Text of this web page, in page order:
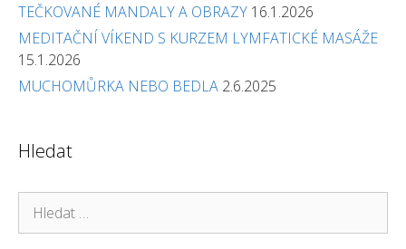
TEČKOVANÉ MANDALY A OBRAZY 16.1.2026
MEDITAČNÍ VÍKEND S KURZEM LYMFATICKÉ MASÁŽE
15.1.2026
MUCHOMŮRKA NEBO BEDLA 2.6.2025
Hledat